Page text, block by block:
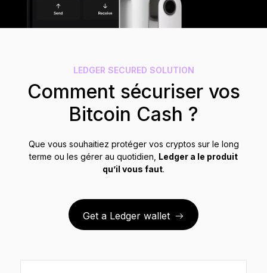
Voir tout
LEDGER SECURED SOLUTION
Comment sécuriser vos
Bitcoin Cash ?
Que vous souhaitiez protéger vos cryptos sur le long
terme ou les gérer au quotidien, Ledger a le produit
qu’il vous faut.
Get a Ledger wallet